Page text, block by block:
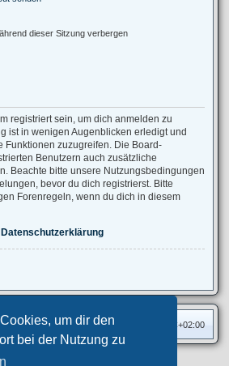
um dir den
bei der Nutzung zu
dieser Sitzung verbergen
registriert sein, um dich anmelden zu
ist in wenigen Augenblicken erledigt und
Funktionen zuzugreifen. Die Board-
Benutzern auch zusätzliche
Beachte bitte unsere Nutzungsbedingungen
bevor du dich registrierst. Bitte
Forenregeln, wenn du dich in diesem
Datenschutzerklärung
Alle Zeiten sind UTC+02:00